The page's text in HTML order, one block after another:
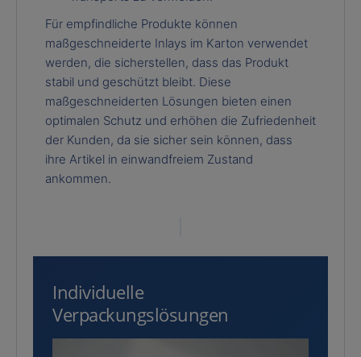
Für empfindliche Produkte können
maßgeschneiderte Inlays im Karton verwendet
werden, die sicherstellen, dass das Produkt
stabil und geschützt bleibt. Diese
maßgeschneiderten Lösungen bieten einen
optimalen Schutz und erhöhen die Zufriedenheit
der Kunden, da sie sicher sein können, dass
ihre Artikel in einwandfreiem Zustand
ankommen.
Individuelle
Verpackungslösungen